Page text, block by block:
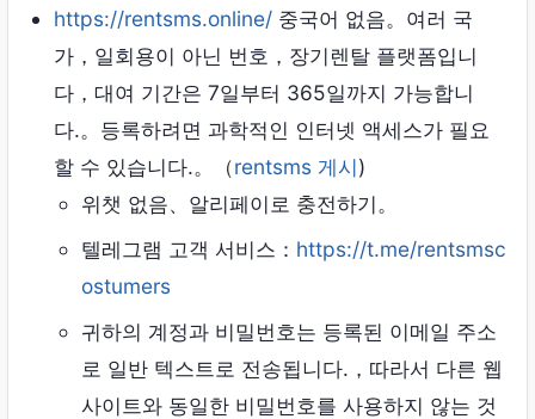
https://rentsms.online/ 중국어 없음。여러 국
가，일회용이 아닌 번호，장기렌탈 플랫폼입니
다，대여 기간은 7일부터 365일까지 가능합니
다.。등록하려면 과학적인 인터넷 액세스가 필요
할 수 있습니다.。（rentsms 게시)
위챗 없음、알리페이로 ​​충전하기。
텔레그램 고객 서비스： https://t.me/rentsmsc
ostumers
귀하의 계정과 비밀번호는 등록된 이메일 주소
로 일반 텍스트로 전송됩니다.，따라서 다른 웹
사이트와 동일한 비밀번호를 사용하지 않는 것